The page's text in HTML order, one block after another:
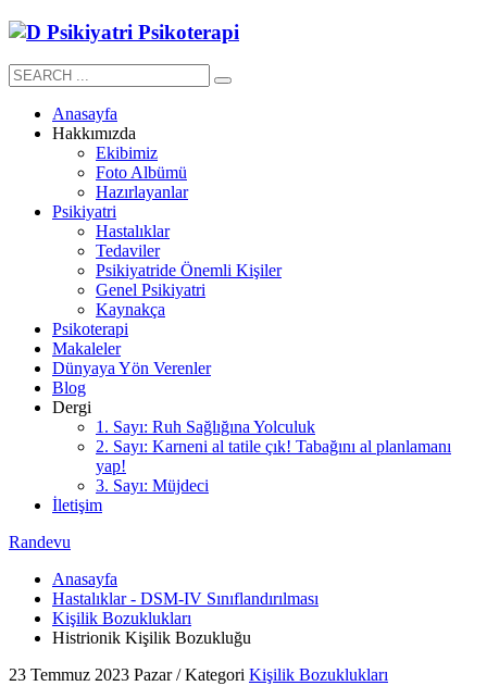
Anasayfa
Hakkımızda
Ekibimiz
Foto Albümü
Hazırlayanlar
Psikiyatri
Hastalıklar
Tedaviler
Psikiyatride Önemli Kişiler
Genel Psikiyatri
Kaynakça
Psikoterapi
Makaleler
Dünyaya Yön Verenler
Blog
Dergi
1. Sayı: Ruh Sağlığına Yolculuk
2. Sayı: Karneni al tatile çık! Tabağını al planlamanı
yap!
3. Sayı: Müjdeci
İletişim
Randevu
Anasayfa
Hastalıklar - DSM-IV Sınıflandırılması
Kişilik Bozuklukları
Histrionik Kişilik Bozukluğu
23 Temmuz 2023 Pazar /Kategori Kişilik Bozuklukları